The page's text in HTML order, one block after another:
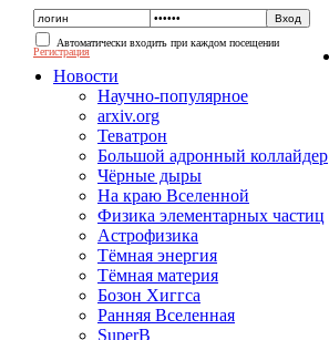
Автоматически входить при каждом посещении
Регистрация
Новости
Научно-популярное
arxiv.org
Теватрон
Большой адронный коллайдер
Чёрные дыры
На краю Вселенной
Физика элементарных частиц
Астрофизика
Тёмная энергия
Тёмная материя
Бозон Хиггса
Ранняя Вселенная
SuperB